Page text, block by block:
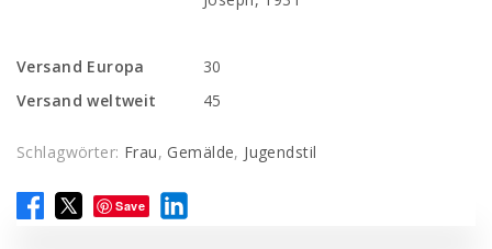
Versand Europa
30
Versand weltweit
45
Schlagwörter: Frau, Gemälde, Jugendstil
Save